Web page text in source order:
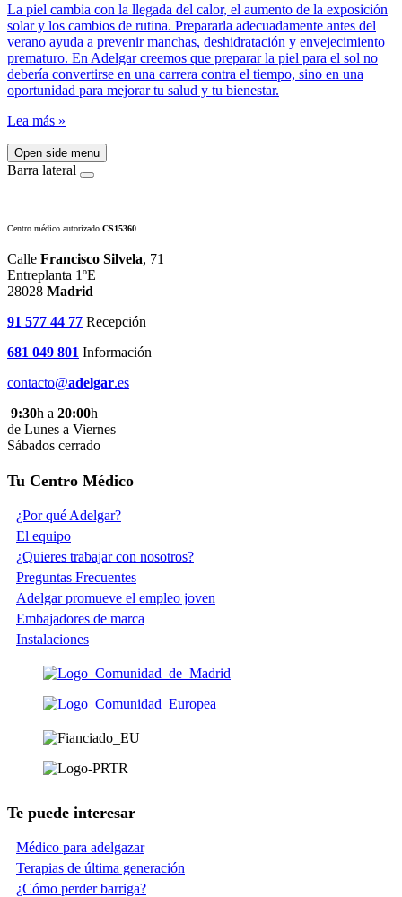
La piel cambia con la llegada del calor, el aumento de la exposición
solar y los cambios de rutina. Prepararla adecuadamente antes del
verano ayuda a prevenir manchas, deshidratación y envejecimiento
prematuro. En Adelgar creemos que preparar la piel para el sol no
debería convertirse en una carrera contra el tiempo, sino en una
oportunidad para mejorar tu salud y tu bienestar.
Lea más »
Open side menu
Barra lateral
Centro médico autorizado CS15360
Calle Francisco Silvela, 71
Entreplanta 1ºE
28028 Madrid
91 577 44 77 Recepción
681 049 801 Información
contacto@adelgar.es
9:30h a 20:00h
de Lunes a Viernes
Sábados cerrado
Tu Centro Médico
¿Por qué Adelgar?
El equipo
¿Quieres trabajar con nosotros?
Preguntas Frecuentes
Adelgar promueve el empleo joven
Embajadores de marca
Instalaciones
Te puede interesar
Médico para adelgazar
Terapias de última generación
¿Cómo perder barriga?